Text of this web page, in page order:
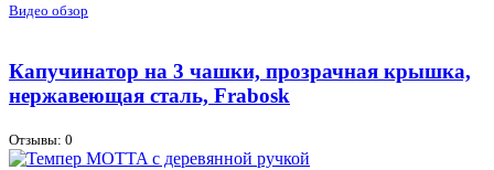
Видео обзор
Капучинатор на 3 чашки, прозрачная крышка,
нержавеющая сталь, Frabosk
Отзывы: 0